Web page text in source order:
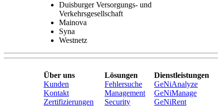
Duisburger Versorgungs- und
Verkehrsgesellschaft
Mainova
Syna
Westnetz
Über uns
Kunden
Kontakt
Zertifizierungen
Lösungen
Fehlersuche
Management
Security
Dienstleistungen
GeNiAnalyze
GeNiManage
GeNiRent